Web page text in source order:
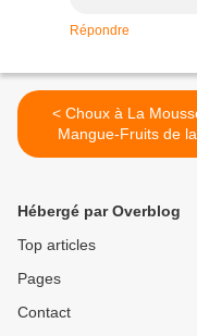
Répondre
< Choux à La Mousse
Mangue-Fruits de la
Passion
Hébergé par Overblog
Top articles
Pages
Contact